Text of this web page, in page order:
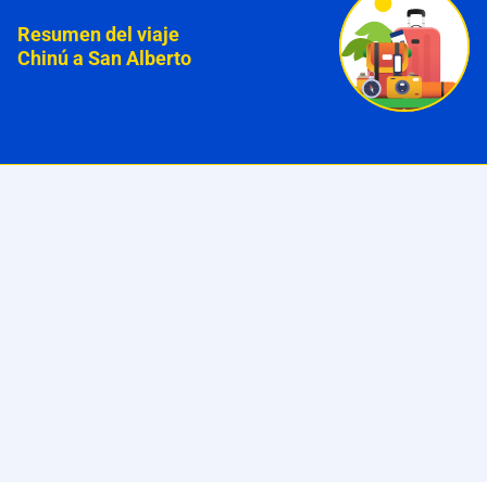
Resumen del viaje
Chinú a San Alberto